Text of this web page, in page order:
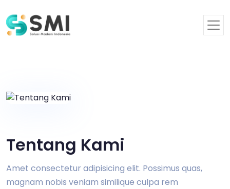
Tentang Kami
Amet consectetur adipisicing elit. Possimus quas,
magnam nobis veniam similique culpa rem